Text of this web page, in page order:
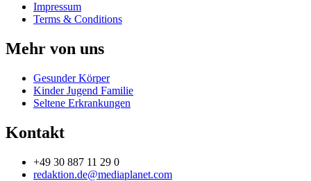
Impressum
Terms & Conditions
Mehr von uns
Gesunder Körper
Kinder Jugend Familie
Seltene Erkrankungen
Kontakt
+49 30 887 11 29 0
redaktion.de@mediaplanet.com